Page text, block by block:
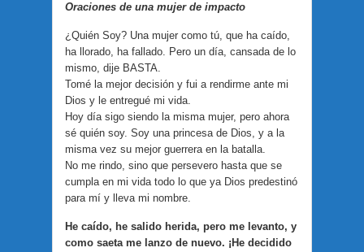
Oraciones de una mujer de impacto
¿Quién Soy? Una mujer como tú, que ha caído,
ha llorado, ha fallado. Pero un día, cansada de lo
mismo, dije BASTA.
Tomé la mejor decisión y fui a rendirme ante mi
Dios y le entregué mi vida.
Hoy día sigo siendo la misma mujer, pero ahora
sé quién soy. Soy una princesa de Dios, y a la
misma vez su mejor guerrera en la batalla.
No me rindo, sino que persevero hasta que se
cumpla en mi vida todo lo que ya Dios predestinó
para mí y lleva mi nombre.
He caído, he salido herida, pero me levanto, y
como saeta me lanzo de nuevo. ¡He decidido